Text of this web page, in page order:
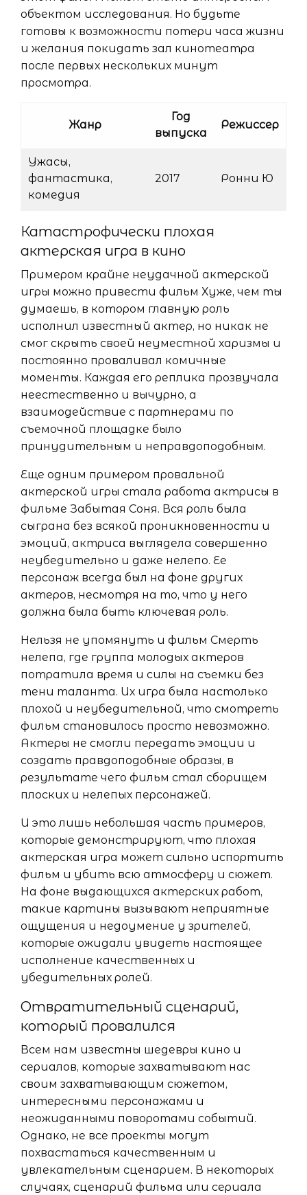
объектом исследования. Но будьте
готовы к возможности потери часа жизни
и желания покидать зал кинотеатра
после первых нескольких минут
просмотра.
Жанр
Год
выпуска
Режиссер
Ужасы,
фантастика,
комедия
2017 Ронни Ю
Катастрофически плохая
актерская игра в кино
Примером крайне неудачной актерской
игры можно привести фильм Хуже, чем ты
думаешь, в котором главную роль
исполнил известный актер, но никак не
смог скрыть своей неуместной харизмы и
постоянно проваливал комичные
моменты. Каждая его реплика прозвучала
неестественно и вычурно, а
взаимодействие с партнерами по
съемочной площадке было
принудительным и неправдоподобным.
Еще одним примером провальной
актерской игры стала работа актрисы в
фильме Забытая Соня. Вся роль была
сыграна без всякой проникновенности и
эмоций, актриса выглядела совершенно
неубедительно и даже нелепо. Ее
персонаж всегда был на фоне других
актеров, несмотря на то, что у него
должна была быть ключевая роль.
Нельзя не упомянуть и фильм Смерть
нелепа, где группа молодых актеров
потратила время и силы на съемки без
тени таланта. Их игра была настолько
плохой и неубедительной, что смотреть
фильм становилось просто невозможно.
Актеры не смогли передать эмоции и
создать правдоподобные образы, в
результате чего фильм стал сборищем
плоских и нелепых персонажей.
И это лишь небольшая часть примеров,
которые демонстрируют, что плохая
актерская игра может сильно испортить
фильм и убить всю атмосферу и сюжет.
На фоне выдающихся актерских работ,
такие картины вызывают неприятные
ощущения и недоумение у зрителей,
которые ожидали увидеть настоящее
исполнение качественных и
убедительных ролей.
Отвратительный сценарий,
который провалился
Всем нам известны шедевры кино и
сериалов, которые захватывают нас
своим захватывающим сюжетом,
интересными персонажами и
неожиданными поворотами событий.
Однако, не все проекты могут
похвастаться качественным и
увлекательным сценарием. В некоторых
случаях, сценарий фильма или сериала